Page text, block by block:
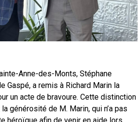
Anne-des-Monts, Stéphane
Gaspé, a remis à Richard Marin la
un acte de bravoure. Cette distinction
générosité de M. Marin, qui n’a pas